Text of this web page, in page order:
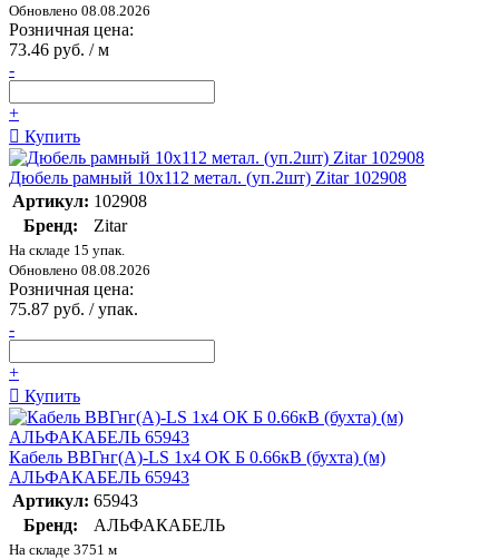
Обновлено 08.08.2026
Розничная цена:
73.46 руб. / м
-
+
Купить
Дюбель рамный 10х112 метал. (уп.2шт) Zitar 102908
Артикул: 102908
Бренд:
Zitar
На складе 15 упак.
Обновлено 08.08.2026
Розничная цена:
75.87 руб. / упак.
-
+
Купить
Кабель ВВГнг(А)-LS 1х4 ОК Б 0.66кВ (бухта) (м)
АЛЬФАКАБЕЛЬ 65943
Артикул: 65943
Бренд:
АЛЬФАКАБЕЛЬ
На складе 3751 м